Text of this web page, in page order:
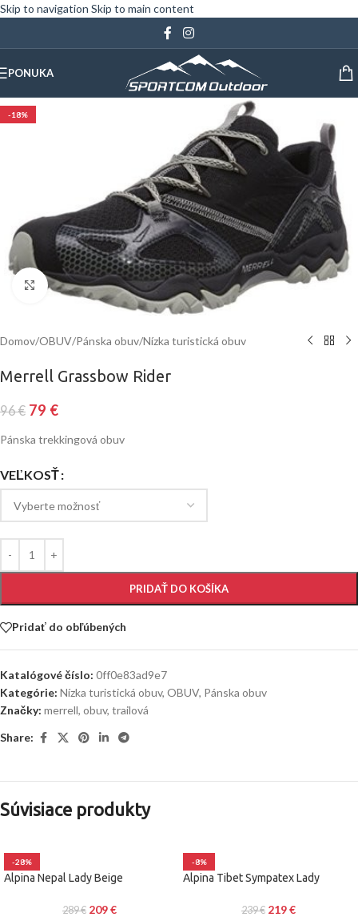
Skip to navigation Skip to main content
PONUKA
-18%
Klinite pre zväčšenie
Domov/OBUV/Pánska obuv/Nízka turistická obuv
Merrell Grassbow Rider
96€ 79 €
Pánska trekkingová obuv
VEĽKOSŤ
PRIDAŤ DO KOŠÍKA
Pridať do obľúbených
Katalógové číslo: 0ff0e83ad9e7
Kategórie: Nízka turistická obuv, OBUV, Pánska obuv
Značky: merrell, obuv, trailová
Share:
Súvisiace produkty
-28%
Alpina Nepal Lady Beige
289€ 209€
-8%
Alpina Tibet Sympatex Lady
239€ 219€